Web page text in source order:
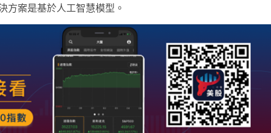
方案是基於人工智慧模型。